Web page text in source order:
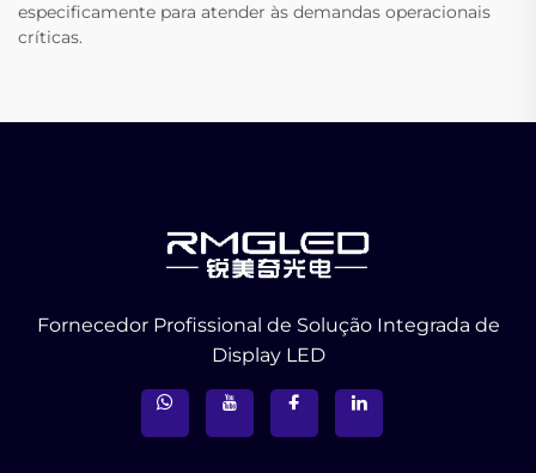
especificamente para atender às demandas operacionais
críticas.
Fornecedor Profissional de Solução Integrada de
Display LED